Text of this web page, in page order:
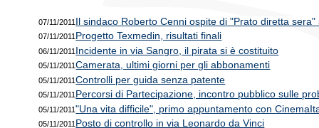
07/11/2011 Il sindaco Roberto Cenni ospite di "Prato diretta
07/11/2011 Progetto Texmedin, risultati finali
06/11/2011 Incidente in via Sangro, il pirata si è costituito
05/11/2011Camerata, ultimi giorni per gli abbonamenti
05/11/2011Controlli per guida senza patente
05/11/2011 Percorsi di Partecipazione, incontro pubblico sulle
05/11/2011"Una vita difficile", primo appuntamento con
05/11/2011 Posto di controllo in via Leonardo da Vinci